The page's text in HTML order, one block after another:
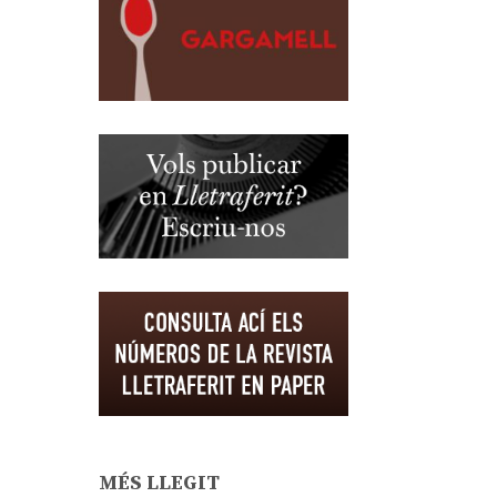
MÉS LLEGIT